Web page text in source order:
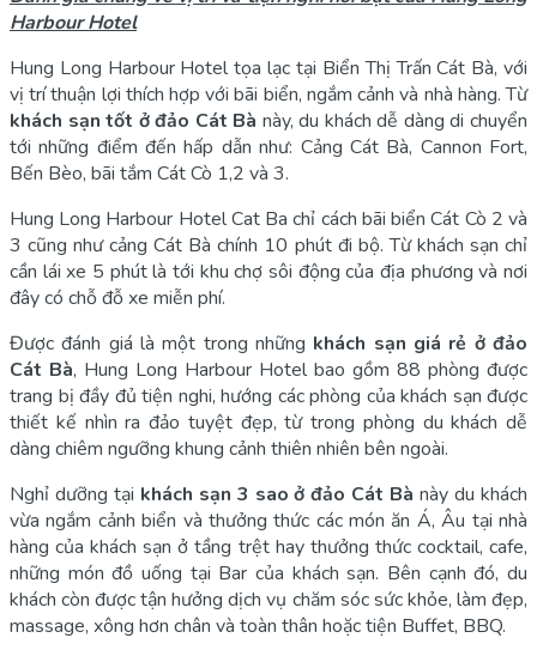
Harbour Hotel
Hung Long Harbour Hotel tọa lạc tại Biển Thị Trấn Cát Bà, với
vị trí thuận lợi thích hợp với bãi biển, ngắm cảnh và nhà hàng. Từ
khách sạn tốt ở đảo Cát Bà này, du khách dễ dàng di chuyển
tới những điểm đến hấp dẫn như: Cảng Cát Bà, Cannon Fort,
Bến Bèo, bãi tắm Cát Cò 1,2 và 3.
Hung Long Harbour Hotel Cat Ba chỉ cách bãi biển Cát Cò 2 và
3 cũng như cảng Cát Bà chính 10 phút đi bộ. Từ khách sạn chỉ
cần lái xe 5 phút là tới khu chợ sôi động của địa phương và nơi
đây có chỗ đỗ xe miễn phí.
Được đánh giá là một trong những khách sạn giá rẻ ở đảo
Cát Bà, Hung Long Harbour Hotel bao gồm 88 phòng được
trang bị đầy đủ tiện nghi, hướng các phòng của khách sạn được
thiết kế nhìn ra đảo tuyệt đẹp, từ trong phòng du khách dễ
dàng chiêm ngưỡng khung cảnh thiên nhiên bên ngoài.
Nghỉ dưỡng tại khách sạn 3 sao ở đảo Cát Bà này du khách
vừa ngắm cảnh biển và thưởng thức các món ăn Á, Âu tại nhà
hàng của khách sạn ở tầng trệt hay thưởng thức cocktail, cafe,
những món đồ uống tại Bar của khách sạn. Bên cạnh đó, du
khách còn được tận hưởng dịch vụ chăm sóc sức khỏe, làm đẹp,
massage, xông hơn chân và toàn thân hoặc tiện Buffet, BBQ.